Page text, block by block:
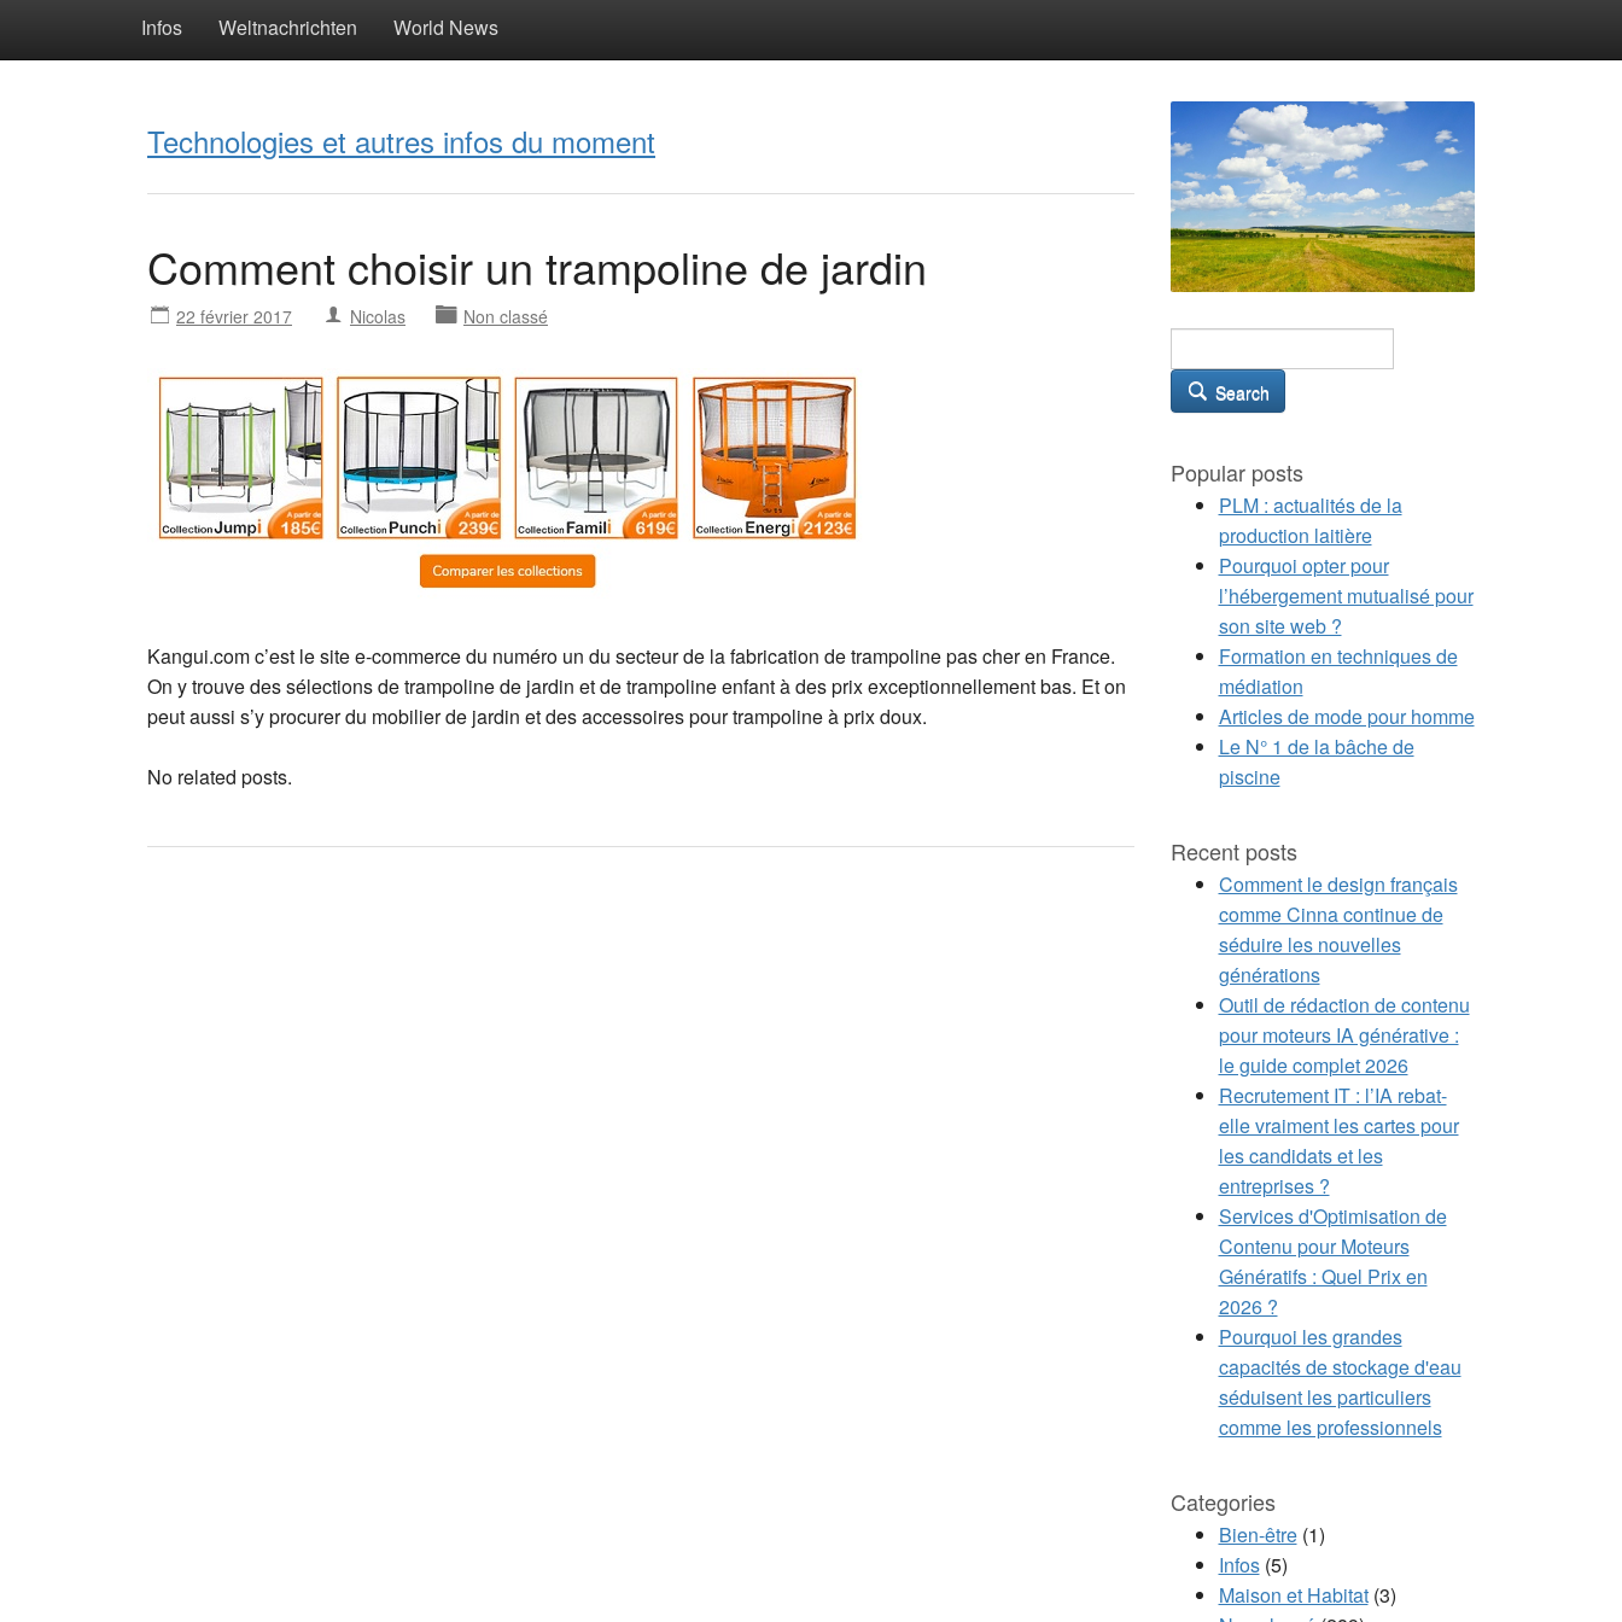
Infos Weltnachrichten World News
Technologies et autres infos du moment
Comment choisir un trampoline de jardin
22 février 2017 Nicolas Non classé
Kangui.com c’est le site e-commerce du numéro un du secteur de la fabrication de trampoline pas cher en France.
On y trouve des sélections de trampoline de jardin et de trampoline enfant à des prix exceptionnellement bas. Et on
peut aussi s’y procurer du mobilier de jardin et des accessoires pour trampoline à prix doux.
No related posts.
Search
Popular posts
PLM : actualités de la
production laitière
Pourquoi opter pour
l’hébergement mutualisé pour
son site web ?
Formation en techniques de
médiation
Articles de mode pour homme
Le N° 1 de la bâche de
piscine
Recent posts
Comment le design français
comme Cinna continue de
séduire les nouvelles
générations
Outil de rédaction de contenu
pour moteurs IA générative :
le guide complet 2026
Recrutement IT : l’IA rebat-
elle vraiment les cartes pour
les candidats et les
entreprises ?
Services d'Optimisation de
Contenu pour Moteurs
Génératifs : Quel Prix en
2026 ?
Pourquoi les grandes
capacités de stockage d'eau
séduisent les particuliers
comme les professionnels
Categories
Bien-être(1)
Infos(5)
Maison et Habitat(3)